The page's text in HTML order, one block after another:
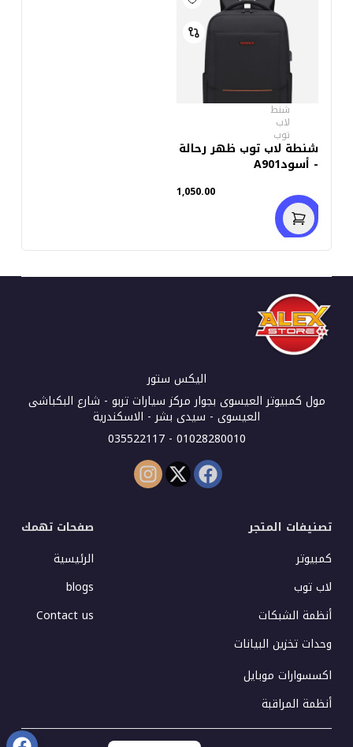
شنط
لاب
توب
شنطة لاب توب ظهر رحالة
- أسودA901
1,050.00
اليكس ستور
مول كمبيوتر العيسوى بجوار مركز سيارات تربو - شارع البكباشى
العيسوى - سيدى بشر - الاسكندرية
01028280010 - 035522117
تصنيفات المتجر
كمبيوتر
لاب توب
أنظمة الشبكات
وحدات تخزين البيانات
اكسسوارات موبايل
أنظمة المراقبة
صفحات تهمك
الرئيسية
blogs
Contact us